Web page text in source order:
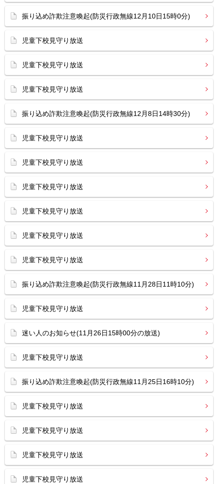
振り込め詐欺注意喚起(防災行政無線12月10日15時0分)
児童下校見守り放送
児童下校見守り放送
児童下校見守り放送
振り込め詐欺注意喚起(防災行政無線12月8日14時30分)
児童下校見守り放送
児童下校見守り放送
児童下校見守り放送
児童下校見守り放送
児童下校見守り放送
児童下校見守り放送
振り込め詐欺注意喚起(防災行政無線11月28日11時10分)
児童下校見守り放送
迷い人のお知らせ(11月26日15時00分の放送)
児童下校見守り放送
振り込め詐欺注意喚起(防災行政無線11月25日16時10分)
児童下校見守り放送
児童下校見守り放送
児童下校見守り放送
児童下校見守り放送